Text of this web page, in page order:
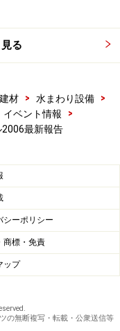
る
材 > 水まわり設備
>
イベント情報
>
最新報告
シーポリシー
商標・免責
ップ
の無断複写・転載・公衆送信等